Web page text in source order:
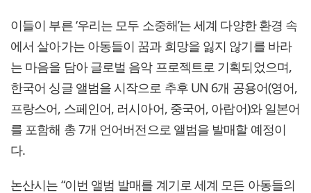
이들이 부른 ‘우리는 모두 소중해’는 세계 다양한 환경 속
에서 살아가는 아동들이 꿈과 희망을 잃지 않기를 바라
는 마음을 담아 글로벌 음악 프로젝트로 기획되었으며,
한국어 싱글 앨범을 시작으로 추후 UN 6개 공용어(영어,
프랑스어, 스페인어, 러시아어, 중국어, 아랍어)와 일본어
를 포함해 총 7개 언어버전으로 앨범을 발매할 예정이
다.
논산시는 “이번 앨범 발매를 계기로 세계 모든 아동들의